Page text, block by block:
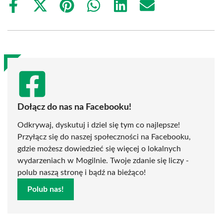
Share
Share
(Twitter)
Share
Share
Share
Share
Dołącz do nas na Facebooku!
Odkrywaj, dyskutuj i dziel się tym co najlepsze!
Przyłącz się do naszej społeczności na Facebooku,
gdzie możesz dowiedzieć się więcej o lokalnych
wydarzeniach w Mogilnie. Twoje zdanie się liczy -
polub naszą stronę i bądź na bieżąco!
Polub nas!